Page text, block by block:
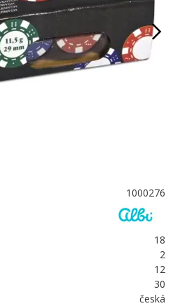
1000276
18
2
12
30
česká